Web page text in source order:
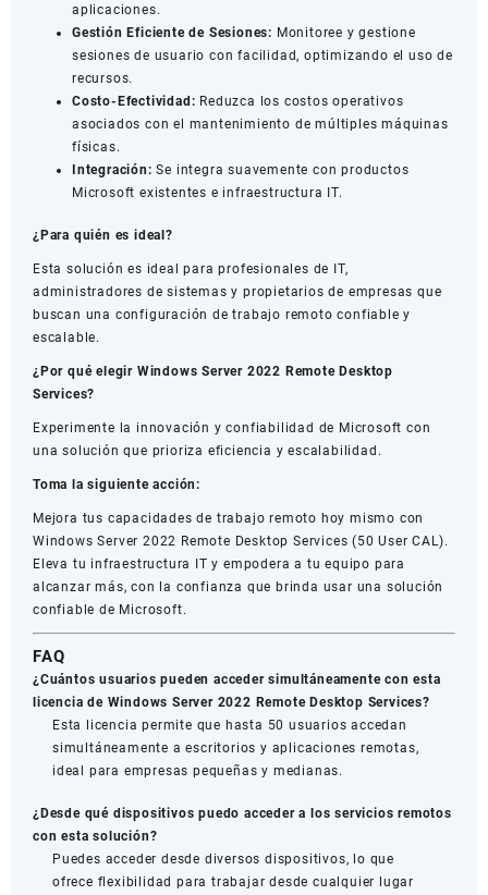
aplicaciones.
Gestión Eficiente de Sesiones: Monitoree y gestione
sesiones de usuario con facilidad, optimizando el uso de
recursos.
Costo-Efectividad: Reduzca los costos operativos
asociados con el mantenimiento de múltiples máquinas
físicas.
Integración: Se integra suavemente con productos
Microsoft existentes e infraestructura IT.
¿Para quién es ideal?
Esta solución es ideal para profesionales de IT,
administradores de sistemas y propietarios de empresas que
buscan una configuración de trabajo remoto confiable y
escalable.
¿Por qué elegir Windows Server 2022 Remote Desktop
Services?
Experimente la innovación y confiabilidad de Microsoft con
una solución que prioriza eficiencia y escalabilidad.
Toma la siguiente acción:
Mejora tus capacidades de trabajo remoto hoy mismo con
Windows Server 2022 Remote Desktop Services (50 User CAL).
Eleva tu infraestructura IT y empodera a tu equipo para
alcanzar más, con la confianza que brinda usar una solución
confiable de Microsoft.
FAQ
¿Cuántos usuarios pueden acceder simultáneamente con esta
licencia de Windows Server 2022 Remote Desktop Services?
Esta licencia permite que hasta 50 usuarios accedan
simultáneamente a escritorios y aplicaciones remotas,
ideal para empresas pequeñas y medianas.
¿Desde qué dispositivos puedo acceder a los servicios remotos
con esta solución?
Puedes acceder desde diversos dispositivos, lo que
ofrece flexibilidad para trabajar desde cualquier lugar